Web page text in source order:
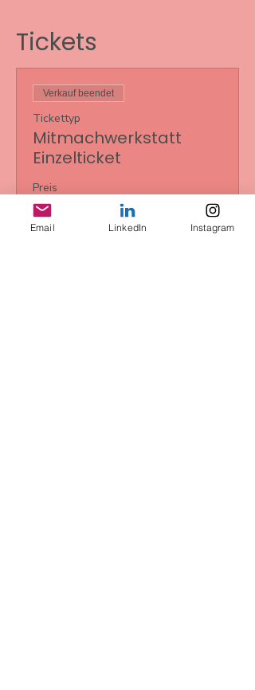
Tickets
Verkauf beendet
Tickettyp
Mitmachwerkstatt
Einzelticket
Preis
0,00 €
Email LinkedIn Instagram